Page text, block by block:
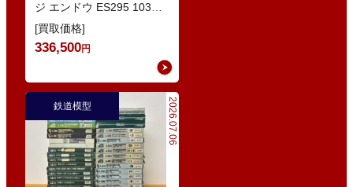
などの鉄道模型
ジ エンドウ ES295 103系
1200番代 東西線色 中間5
輌 Oセット …
[買取価格]
336,500円
2026.07.06
鉄道模型